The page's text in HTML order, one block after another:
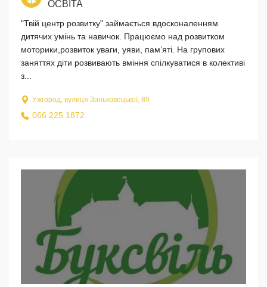
ОСВІТА
"Твій центр розвитку" займається вдосконаленням
дитячих умінь та навичок. Працюємо над розвитком
моторики,розвиток уваги, уяви, пам’яті. На групових
заняттях діти розвивають вміння спілкуватися в колективі
з...
Ужгород, вулиця Заньковецької, 89
066 225 1872